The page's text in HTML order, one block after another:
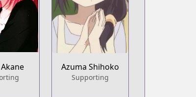
Azuma Shihoko
Supporting